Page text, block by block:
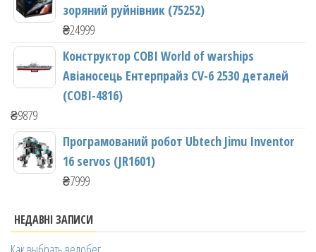
зоряний руйнівник (75252)
₴24999
Конструктор COBI World of warships
Авіаносець Ентерпрайз CV-6 2530 деталей
(COBI-4816)
₴9879
Програмований робот Ubtech Jimu Inventor
16 servos (JR1601)
₴7999
НЕДАВНІ ЗАПИСИ